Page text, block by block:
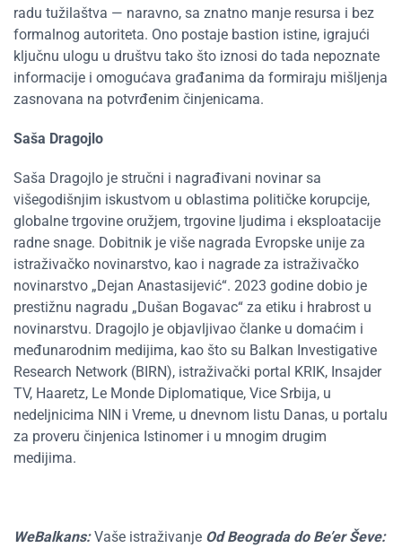
radu tužilaštva — naravno, sa znatno manje resursa i bez
formalnog autoriteta. Ono postaje bastion istine, igrajući
ključnu ulogu u društvu tako što iznosi do tada nepoznate
informacije i omogućava građanima da formiraju mišljenja
zasnovana na potvrđenim činjenicama.
Saša Dragojlo
Saša Dragojlo je stručni i nagrađivani novinar sa
višegodišnjim iskustvom u oblastima političke korupcije,
globalne trgovine oružjem, trgovine ljudima i eksploatacije
radne snage. Dobitnik je više nagrada Evropske unije za
istraživačko novinarstvo, kao i nagrade za istraživačko
novinarstvo „Dejan Anastasijević“. 2023 godine dobio je
prestižnu nagradu „Dušan Bogavac“ za etiku i hrabrost u
novinarstvu. Dragojlo je objavljivao članke u domaćim i
međunarodnim medijima, kao što su Balkan Investigative
Research Network (BIRN), istraživački portal KRIK, Insajder
TV, Haaretz, Le Monde Diplomatique, Vice Srbija, u
nedeljnicima NIN i Vreme, u dnevnom listu Danas, u portalu
za proveru činjenica Istinomer i u mnogim drugim
medijima.
WeBalkans:Vaše istraživanje Od Beograda do Be’er Ševe: